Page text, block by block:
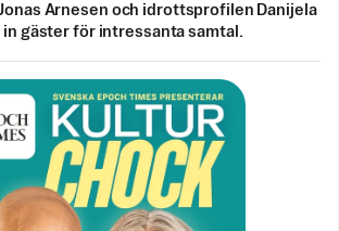
Arnesen och idrottsprofilen Danijela
in gäster för intressanta samtal.